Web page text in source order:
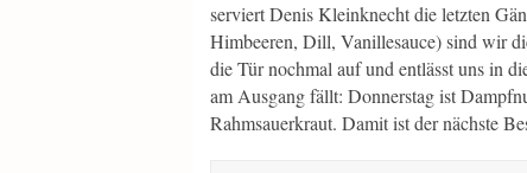
serviert Denis Kleinknecht die letzten
Himbeeren, Dill, Vanillesauce) sind wir
die Tür nochmal auf und entlässt uns in
am Ausgang fällt: Donnerstag ist
Rahmsauerkraut. Damit ist der nächste